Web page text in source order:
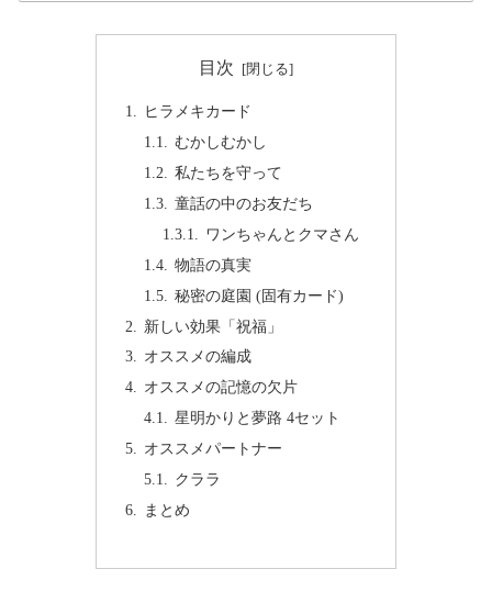
目次
ヒラメキカード
むかしむかし
私たちを守って
童話の中のお友だち
ワンちゃんとクマさん
物語の真実
秘密の庭園 (固有カード)
新しい効果「祝福」
オススメの編成
オススメの記憶の欠片
星明かりと夢路 4セット
オススメパートナー
クララ
まとめ